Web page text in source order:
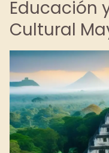
Educación
Cultural